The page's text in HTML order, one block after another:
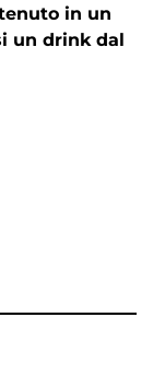
in un
un drink dal